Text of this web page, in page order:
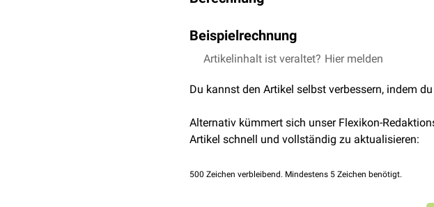
bronchialeerniedrigt.
Beispielrechnung
Die FEV1betrage 3,2 Liter, die FVC 4 Liter. Das rFEV
Artikelinhalt ist veraltet? Hier melden
Du kannst den Artikel selbst verbessern, indem
Alternativ kümmert sich unser Flexikon-
Artikel schnell und vollständig zu aktualisieren:
500 Zeichen verbleibend. Mindestens 5 Zeichen benötigt.